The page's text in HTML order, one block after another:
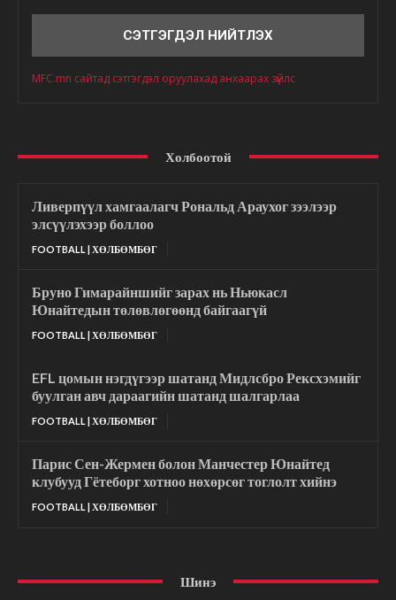
MFC.mn сайтад сэтгэгдэл оруулахад анхаарах зүйлс
Холбоотой
Ливерпүүл хамгаалагч Рональд Араухог зээлээр
элсүүлэхээр боллоо
FOOTBALL | ХӨЛБӨМБӨГ
Бруно Гимарайншийг зарах нь Ньюкасл
Юнайтедын төлөвлөгөөнд байгаагүй
FOOTBALL | ХӨЛБӨМБӨГ
EFL цомын нэгдүгээр шатанд Мидлсбро Рексхэмийг
буулган авч дараагийн шатанд шалгарлаа
FOOTBALL | ХӨЛБӨМБӨГ
Парис Сен-Жермен болон Манчестер Юнайтед
клубууд Гётеборг хотноо нөхөрсөг тоглолт хийнэ
FOOTBALL | ХӨЛБӨМБӨГ
Шинэ